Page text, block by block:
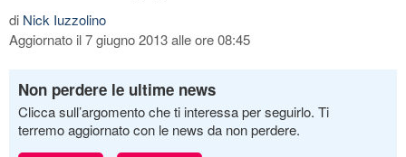
di Nick Iuzzolino
Aggiornato il 7 giugno 2013 alle ore 08:45
Non perdere le ultime news
Clicca sull’argomento che ti interessa per seguirlo. Ti
terremo aggiornato con le news da non perdere.